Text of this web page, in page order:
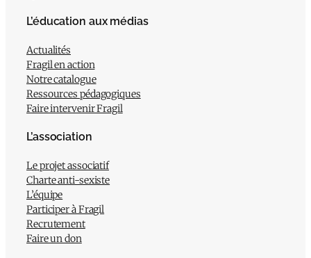
L’éducation aux médias
Actualités
Fragil en action
Notre catalogue
Ressources pédagogiques
Faire intervenir Fragil
L’association
Le projet associatif
Charte anti-sexiste
L’équipe
Participer à Fragil
Recrutement
Faire un don